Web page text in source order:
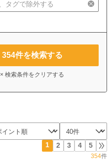
354件を検索する
× 検索条件をクリアする
1 2 3 4 5
354件